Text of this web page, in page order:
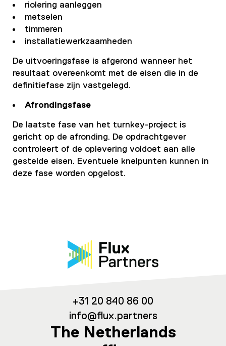
riolering aanleggen
metselen
timmeren
installatiewerkzaamheden
De uitvoeringsfase is afgerond wanneer het
resultaat overeenkomt met de eisen die in de
definitiefase zijn vastgelegd.
Afrondingsfase
De laatste fase van het turnkey-project is
gericht op de afronding. De opdrachtgever
controleert of de oplevering voldoet aan alle
gestelde eisen. Eventuele knelpunten kunnen in
deze fase worden opgelost.
+31 20 840 86 00
info@flux.partners
The Netherlands